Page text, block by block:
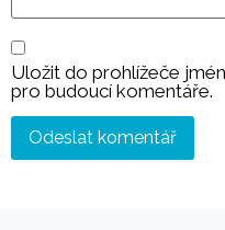
Uložit do prohlížeče
pro budoucí komentáře.